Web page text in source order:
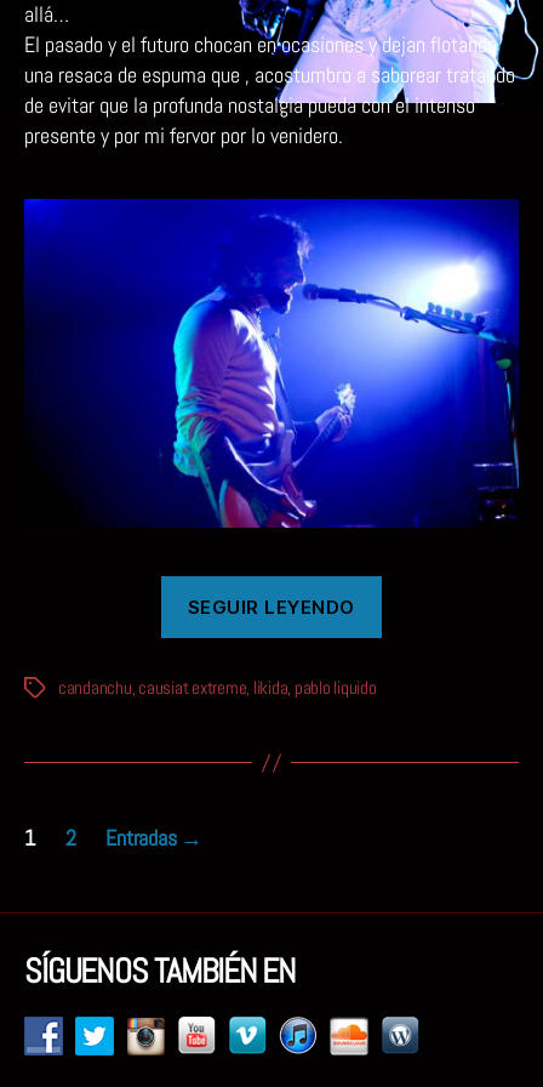
OLAS
allá…
El pasado y el futuro chocan en ocasiones y dejan flotando
una resaca de espuma que , acostumbro a saborear tratando
de evitar que la profunda nostalgia pueda con el intenso
presente y por mi fervor por lo venidero.
SEGUIR LEYENDO
Etiquetascandanchu, causiat extreme, likida, pablo liquido
Paginación
entradas
1 2 Entradas →
SÍGUENOS TAMBIÉN EN